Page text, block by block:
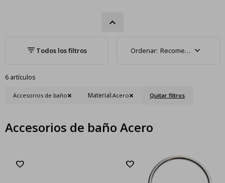
Recomendados
6 artículos
Accesorios de baño Material:Acero Quitar filtros
Accesorios de baño Acero